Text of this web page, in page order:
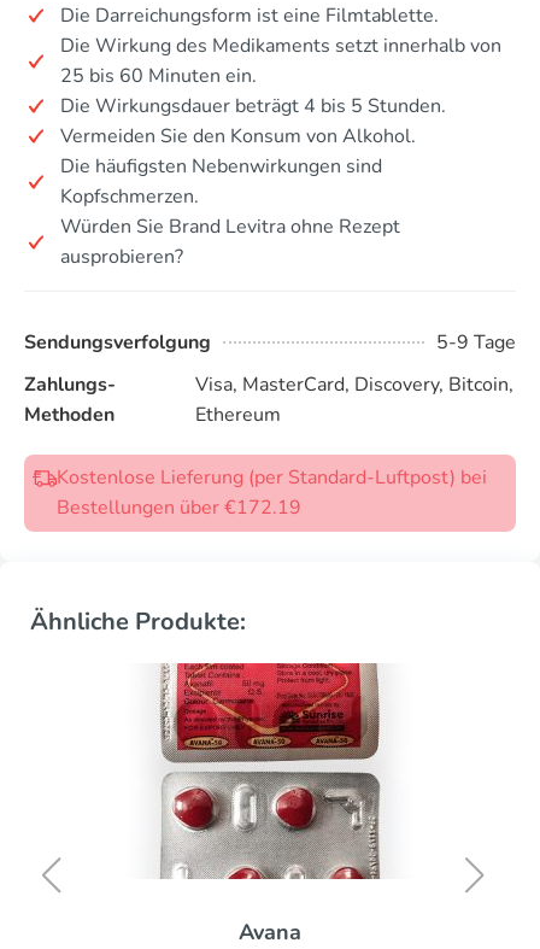
Die Darreichungsform ist eine Filmtablette.
Die Wirkung des Medikaments setzt innerhalb von
25 bis 60 Minuten ein.
Die Wirkungsdauer beträgt 4 bis 5 Stunden.
Vermeiden Sie den Konsum von Alkohol.
Die häufigsten Nebenwirkungen sind
Kopfschmerzen.
Würden Sie Brand Levitra ohne Rezept
ausprobieren?
Sendungsverfolgung
5-9 Tage
Zahlungs-
Methoden
Visa, MasterCard, Discovery, Bitcoin,
Ethereum
Kostenlose Lieferung (per Standard-Luftpost) bei
Bestellungen über €172.19
Ähnliche Produkte:
Avana